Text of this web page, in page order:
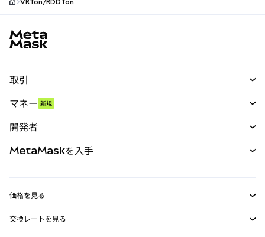
VRTon/RDDTon
取引
パーペチュアル
RWA
マネー 新規
開発者
MetaMask Connect
MetaMaskを入手
価格を見る
イーサリアムの価格
交換レートを見る